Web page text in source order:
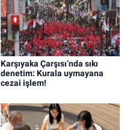
Karşıyaka Çarşısı’nda sıkı
denetim: Kurala uymayana
cezai işlem!